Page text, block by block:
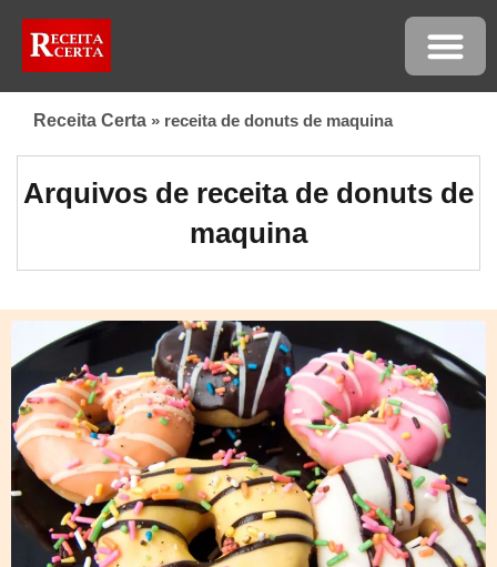
Receita Certa » receita de donuts de maquina
Arquivos de receita de donuts de
maquina